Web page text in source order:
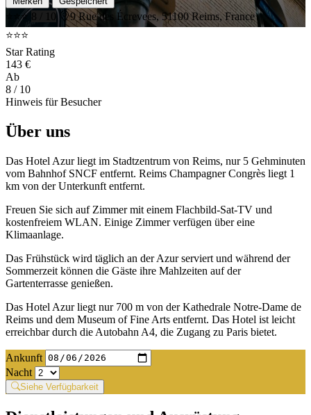
⭐⭐⭐ 8 / 10
9 Rue des Écrevees, 51100 Reims, France
⭐⭐⭐
Star Rating
143 €
Ab
8 / 10
Hinweis für Besucher
Über uns
Das Hotel Azur liegt im Stadtzentrum von Reims, nur 5 Gehminuten
vom Bahnhof SNCF entfernt. Reims Champagner Congrès liegt 1
km von der Unterkunft entfernt.
Freuen Sie sich auf Zimmer mit einem Flachbild-Sat-TV und
kostenfreiem WLAN. Einige Zimmer verfügen über eine
Klimaanlage.
Das Frühstück wird täglich an der Azur serviert und während der
Sommerzeit können die Gäste ihre Mahlzeiten auf der
Gartenterrasse genießen.
Das Hotel Azur liegt nur 700 m von der Kathedrale Notre-Dame de
Reims und dem Museum of Fine Arts entfernt. Das Hotel ist leicht
erreichbar durch die Autobahn A4, die Zugang zu Paris bietet.
Ankunft
Nacht
Siehe Verfügbarkeit